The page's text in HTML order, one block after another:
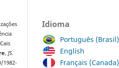
,[S.
1982-
Idioma
Português (Brasil)
English
Français (Canada)